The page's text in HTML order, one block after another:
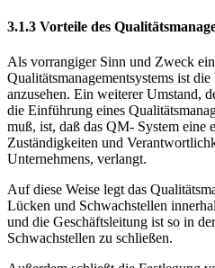
3.1.3 Vorteile des
Als vorrangiger Sinn und Zweck
Qualitätsmanagementsystems ist
anzusehen. Ein weiterer Umstand,
die Einführung eines
muß, ist, daß das QM- System eine
Zuständigkeiten und
Unternehmens, verlangt.
Auf diese Weise legt das
Lücken und Schwachstellen
und die Geschäftsleitung ist so in
Schwachstellen zu schließen.